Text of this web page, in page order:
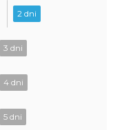
2 dni
3 dni
4 dni
5 dni